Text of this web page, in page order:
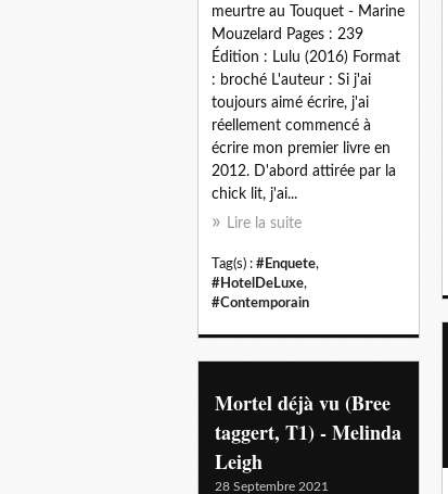
meurtre au Touquet - Marine
Mouzelard Pages : 239
Édition : Lulu (2016) Format
: broché L'auteur : Si j'ai
toujours aimé écrire, j'ai
réellement commencé à
écrire mon premier livre en
2012. D'abord attirée par la
chick lit, j'ai...
Lire la suite
Tag(s) : #Enquete,
#HotelDeLuxe,
#Contemporain
Mortel déjà vu (Bree
taggert, T1) - Melinda
Leigh
28 Septembre 2021